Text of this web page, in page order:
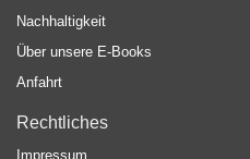
Nachhaltigkeit
Über unsere E-Books
Anfahrt
Rechtliches
Impressum